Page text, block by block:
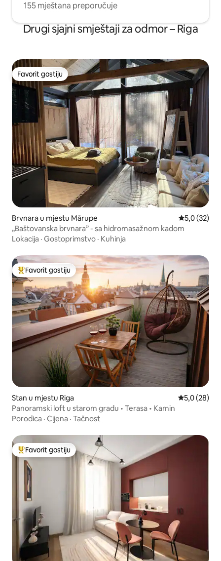
155 mještana preporučuje
Drugi sjajni smještaji za odmor – Riga
Favorit gostiju
Favorit gostiju
Brvnara u mjestu Mārupe prosječna
5,0 (32)
„Baštovanska brvnara” - sa hidromasažnom kadom
Lokacija · Gostoprimstvo · Kuhinja
Glavni favorit gostiju
Favorit gostiju
Stan u mjestu Riga prosječna
5,0 (28)
Panoramski loft u starom gradu • Terasa • Kamin
Porodica · Cijena · Tačnost
Glavni favorit gostiju
Favorit gostiju